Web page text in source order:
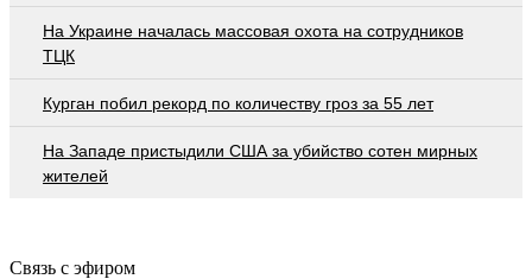
На Украине началась массовая охота на сотрудников
ТЦК
Курган побил рекорд по количеству гроз за 55 лет
На Западе пристыдили США за убийство сотен мирных
жителей
Связь с эфиром